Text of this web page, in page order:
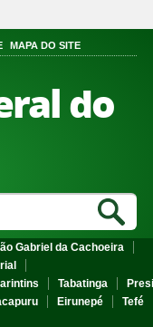
MAPA DO SITE
do
Gabriel da Cachoeira
Tabatinga
Eirunepé
Tefé